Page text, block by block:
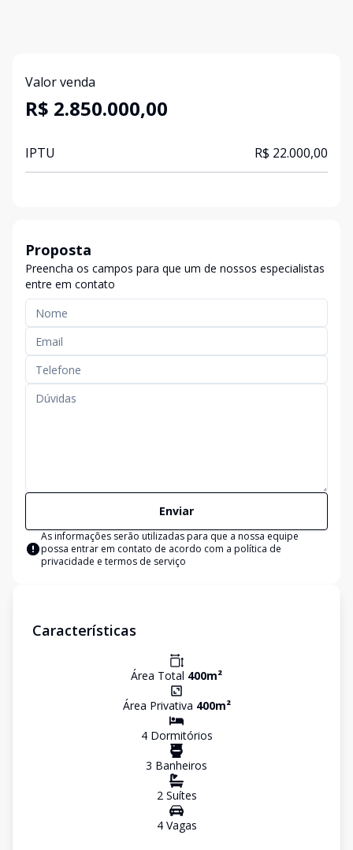
Valor venda
R$ 2.850.000,00
IPTU R$ 22.000,00
Proposta
Preencha os campos para que um de nossos especialistas
entre em contato
Enviar
As informações serão utilizadas para que a nossa equipe
possa entrar em contato de acordo com a política de
privacidade e termos de serviço
Características
Área Total 400m²
Área Privativa 400m²
4Dormitórios
3 Banheiros
2Suítes
4Vagas